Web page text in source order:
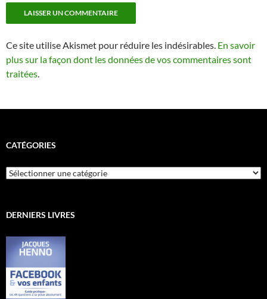
Ce site utilise Akismet pour réduire les indésirables. En savoir
plus sur la façon dont les données de vos commentaires sont
traitées.
CATÉGORIES
Catégories
DERNIERS LIVRES